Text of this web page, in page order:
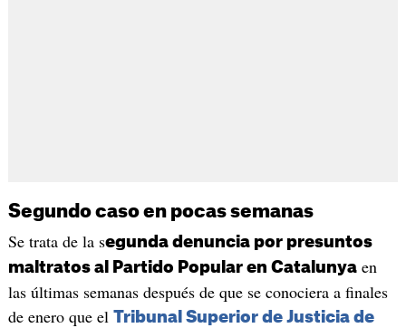
Segundo caso en pocas semanas
Se trata de la segunda denuncia por presuntos
maltratos al Partido Popular en Catalunyaen
las últimas semanas después de que se conociera a finales
de enero que el Tribunal Superior de Justicia de